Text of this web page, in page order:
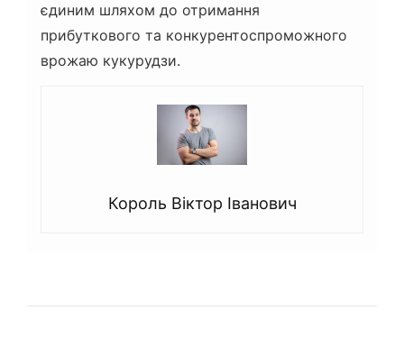
єдиним шляхом до отримання
прибуткового та конкурентоспроможного
врожаю кукурудзи.
Король Віктор Іванович